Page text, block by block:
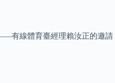
有線體育臺經理賴汝正的邀請